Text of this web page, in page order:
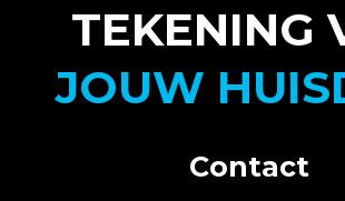
TEKENING
JOUW
Contact